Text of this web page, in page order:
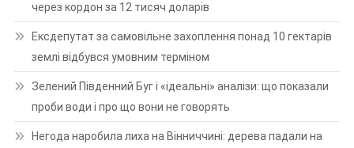
через кордон за 12 тисяч доларів
Ексдепутат за самовільне захоплення понад 10 гектарів
землі відбувся умовним терміном
Зелений Південний Буг і «ідеальні» аналізи: що показали
проби води і про що вони не говорять
Негода наробила лиха на Вінниччині: дерева падали на